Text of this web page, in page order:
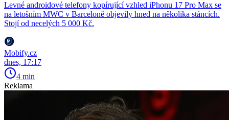
Levné androidové telefony kopírující vzhled iPhonu 17 Pro Max se
na letošním MWC v Barceloně objevily hned na několika stáncích.
Stojí od necelých 5 000 Kč.
Mobify.cz
dnes, 17:17
4 min
Reklama